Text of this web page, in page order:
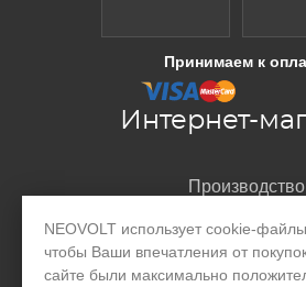
NEOVOLT использует cookie-файлы
чтобы Ваши впечатления от
сайте были максимально
Принимаем к
Интернет-
Производство
Организациям
Акции и скидки